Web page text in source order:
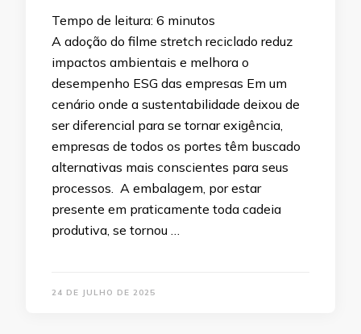
Tempo de leitura: 6 minutos
A adoção do filme stretch reciclado reduz
impactos ambientais e melhora o
desempenho ESG das empresas Em um
cenário onde a sustentabilidade deixou de
ser diferencial para se tornar exigência,
empresas de todos os portes têm buscado
alternativas mais conscientes para seus
processos. A embalagem, por estar
presente em praticamente toda cadeia
produtiva, se tornou …
24 DE JULHO DE 2025